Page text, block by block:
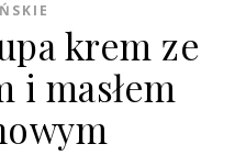
krem ze
i masłem